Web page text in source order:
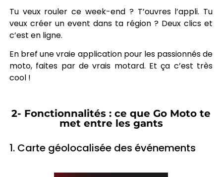
Tu veux rouler ce week-end ? T’ouvres l’appli. Tu
veux créer un event dans ta région ? Deux clics et
c’est en ligne.
En bref une vraie application pour les passionnés de
moto, faites par de vrais motard. Et ça c’est très
cool !
2- Fonctionnalités : ce que Go Moto te
met entre les gants
1. Carte géolocalisée des événements